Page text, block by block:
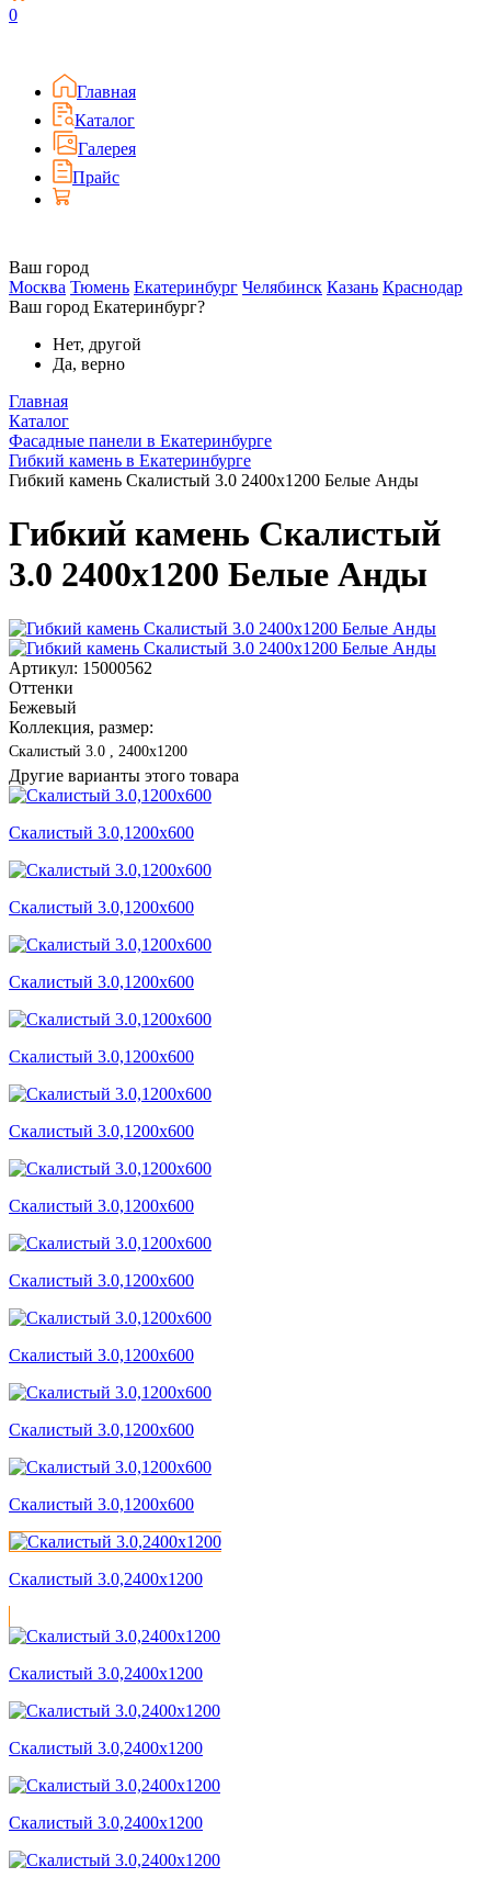
0
Главная
Каталог
Галерея
Прайс
Ваш город
Москва Тюмень Екатеринбург Челябинск Казань Краснодар
Ваш город Екатеринбург?
Нет, другой
Да, верно
Главная
Каталог
Фасадные панели в Екатеринбурге
Гибкий камень в Екатеринбурге
Гибкий камень Скалистый 3.0 2400x1200 Белые Анды
Гибкий камень Скалистый
3.0 2400x1200 Белые Анды
Артикул: 15000562
Оттенки
Бежевый
Коллекция, размер:
Скалистый 3.0 , 2400x1200
Другие варианты этого товара
Скалистый 3.0,1200x600
Скалистый 3.0,1200x600
Скалистый 3.0,1200x600
Скалистый 3.0,1200x600
Скалистый 3.0,1200x600
Скалистый 3.0,1200x600
Скалистый 3.0,1200x600
Скалистый 3.0,1200x600
Скалистый 3.0,1200x600
Скалистый 3.0,1200x600
Скалистый 3.0,2400x1200
Скалистый 3.0,2400x1200
Скалистый 3.0,2400x1200
Скалистый 3.0,2400x1200